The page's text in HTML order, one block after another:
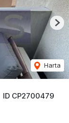
ID CP2700479
Harta